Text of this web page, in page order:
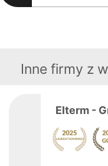
Inne firmy z
Elterm -